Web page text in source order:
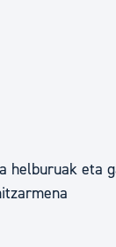
helburuak eta